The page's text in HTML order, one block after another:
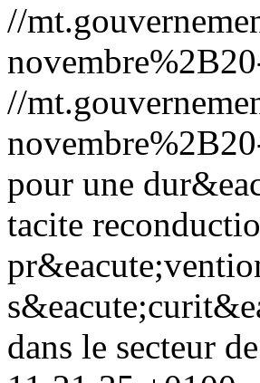
//
//
pour une
tacite
dans le secteur